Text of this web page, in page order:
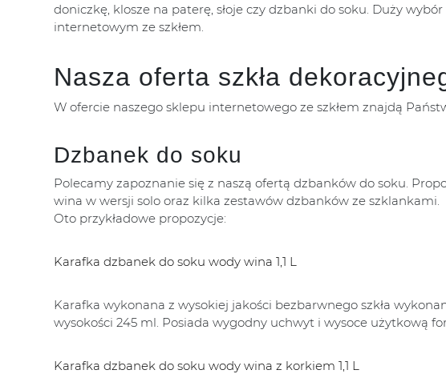
doniczkę, klosze na paterę, słoje czy dzbanki do soku. Duży
internetowym ze szkłem.
Nasza oferta szkła
W ofercie naszego sklepu internetowego ze szkłem znajdą
Dzbanek do soku
Polecamy zapoznanie się z naszą ofertą dzbanków do soku.
wina w wersji solo oraz kilka zestawów dzbanków ze szklankami.
Oto przykładowe propozycje:
Karafka dzbanek do soku wody wina 1,1 L
Karafka wykonana z wysokiej jakości bezbarwnego szkła
wysokości 245 ml. Posiada wygodny uchwyt i wysoce użytkową
Karafka dzbanek do soku wody wina z korkiem 1,1 L